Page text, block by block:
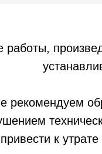
рекомендуем
к